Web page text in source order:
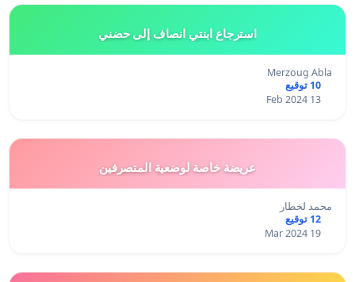
استرجاع ابنتي انصاف إلى حضني
Merzoug Abla
10 توقيع
13 Feb 2024
عريضة خاصة لوضعية المتصرفين
محمد لخطار
12 توقيع
19 Mar 2024